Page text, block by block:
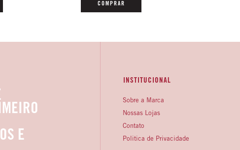
COMPRAR
E
INSTITUCIONAL
Sobre a Marca
Nossas Lojas
Contato
Politica de Privacidade